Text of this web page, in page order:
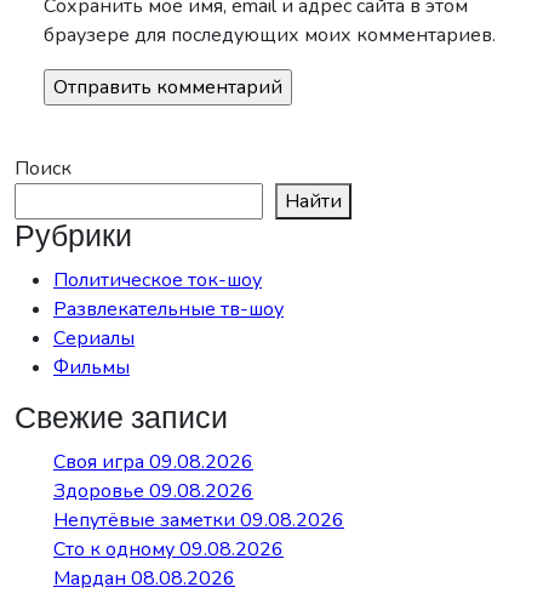
Сохранить моё имя, email и адрес сайта в этом
браузере для последующих моих комментариев.
Поиск
Найти
Рубрики
Политическое ток-шоу
Развлекательные тв-шоу
Сериалы
Фильмы
Свежие записи
Своя игра 09.08.2026
Здоровье 09.08.2026
Непутёвые заметки 09.08.2026
Сто к одному 09.08.2026
Мардан 08.08.2026